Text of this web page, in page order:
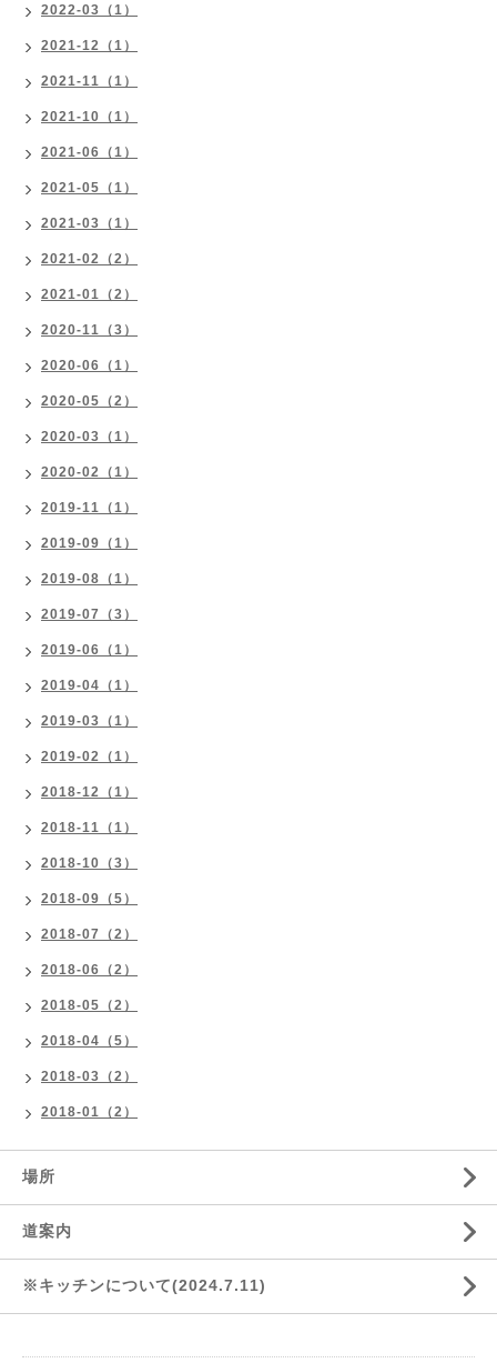
2022-03（1）
2021-12（1）
2021-11（1）
2021-10（1）
2021-06（1）
2021-05（1）
2021-03（1）
2021-02（2）
2021-01（2）
2020-11（3）
2020-06（1）
2020-05（2）
2020-03（1）
2020-02（1）
2019-11（1）
2019-09（1）
2019-08（1）
2019-07（3）
2019-06（1）
2019-04（1）
2019-03（1）
2019-02（1）
2018-12（1）
2018-11（1）
2018-10（3）
2018-09（5）
2018-07（2）
2018-06（2）
2018-05（2）
2018-04（5）
2018-03（2）
2018-01（2）
場所
道案内
※キッチンについて(2024.7.11)